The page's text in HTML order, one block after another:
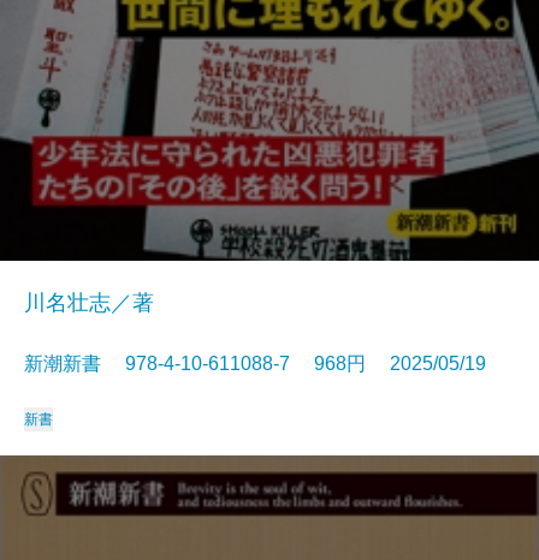
川名壮志／著
新潮新書 978-4-10-611088-7 968円 2025/05/19
新書